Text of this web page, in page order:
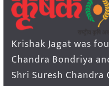
Krishak Jagat was
Chandra Bondriya
Shri Suresh Chandra